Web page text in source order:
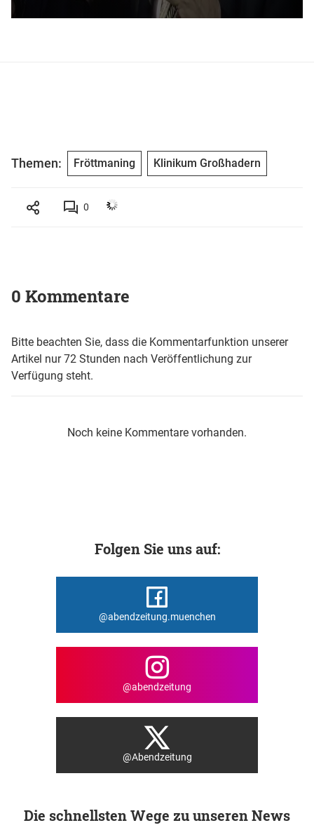
Themen: Fröttmaning Klinikum Großhadern
0
0 Kommentare
Bitte beachten Sie, dass die Kommentarfunktion unserer
Artikel nur 72 Stunden nach Veröffentlichung zur
Verfügung steht.
Noch keine Kommentare vorhanden.
Folgen Sie uns auf:
@abendzeitung.muenchen
@abendzeitung
@Abendzeitung
Die schnellsten Wege zu unseren News